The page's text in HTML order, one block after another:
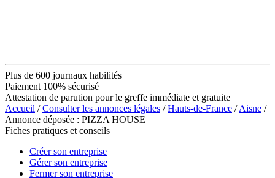
Plus de 600 journaux habilités
Paiement 100% sécurisé
Attestation de parution pour le greffe immédiate et gratuite
Accueil /Consulter les annonces légales /Hauts-de-France /Aisne /
Annonce déposée : PIZZA HOUSE
Fiches pratiques et conseils
Créer son entreprise
Gérer son entreprise
Fermer son entreprise